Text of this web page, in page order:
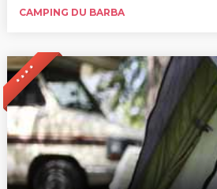
CAMPING DU BARBA
* * * *